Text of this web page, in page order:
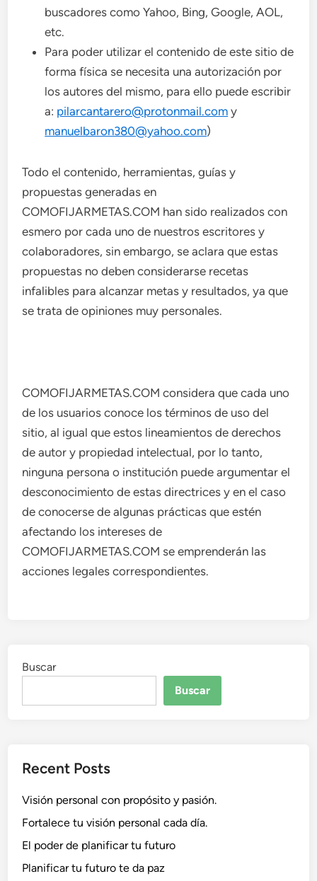
buscadores como Yahoo, Bing, Google, AOL,
etc.
Para poder utilizar el contenido de este sitio de
forma física se necesita una autorización por
los autores del mismo, para ello puede escribir
a: pilarcantarero@protonmail.com y
manuelbaron380@yahoo.com)
Todo el contenido, herramientas, guías y
propuestas generadas en
COMOFIJARMETAS.COM han sido realizados con
esmero por cada uno de nuestros escritores y
colaboradores, sin embargo, se aclara que estas
propuestas no deben considerarse recetas
infalibles para alcanzar metas y resultados, ya que
se trata de opiniones muy personales.
COMOFIJARMETAS.COM considera que cada uno
de los usuarios conoce los términos de uso del
sitio, al igual que estos lineamientos de derechos
de autor y propiedad intelectual, por lo tanto,
ninguna persona o institución puede argumentar el
desconocimiento de estas directrices y en el caso
de conocerse de algunas prácticas que estén
afectando los intereses de
COMOFIJARMETAS.COM se emprenderán las
acciones legales correspondientes.
Buscar
Buscar
Recent Posts
Visión personal con propósito y pasión.
Fortalece tu visión personal cada día.
El poder de planificar tu futuro
Planificar tu futuro te da paz